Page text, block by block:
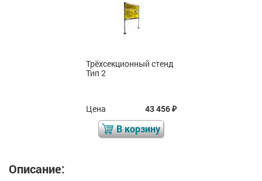
Трёхсекционный стенд
Тип 2
Цена 43 456₽
В корзину
Описание: